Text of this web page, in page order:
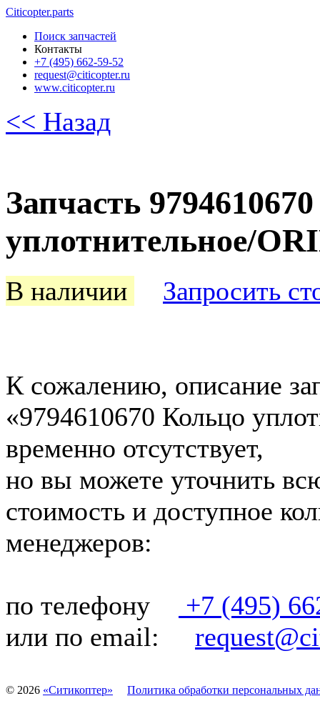
Citicopter.parts
Поиск запчастей
Контакты
+7 (495) 662-59-52
request@citicopter.ru
www.citicopter.ru
<< Назад
Запчасть
уплотнительное/
В наличии Запросить
К сожалению, описание
«9794610670 Кольцо
временно отсутствует,
но вы можете уточнить
стоимость и доступное
менеджеров:
по телефону
+7 (495)
или по email:
© 2026 «Ситикоптер» Политика обработки персональных